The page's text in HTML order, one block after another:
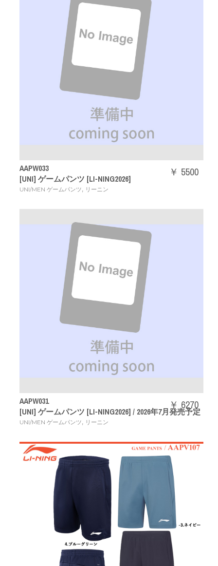
AAPW033
[UNI] ゲームパンツ [LI-NING2026]
UNI/MEN ゲームパンツ, リーニン
￥ 5500
AAPW031
[UNI] ゲームパンツ [LI-NING2026] / 2026年7月発売予定
UNI/MEN ゲームパンツ, リーニン
￥ 6270